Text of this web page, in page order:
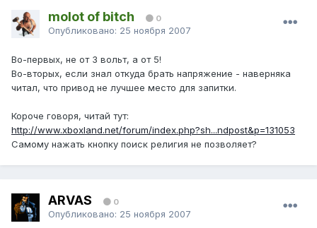
molot of bitch 0
Опубликовано: 25 ноября 2007
Во-первых, не от 3 вольт, а от 5!
Во-вторых, если знал откуда брать напряжение - наверняка
читал, что привод не лучшее место для запитки.
Короче говоря, читай тут:
http://www.xboxland.net/forum/index.php?sh...ndpost&p=131053
Самому нажать кнопку поиск религия не позволяет?
ARVAS 0
Опубликовано: 25 ноября 2007